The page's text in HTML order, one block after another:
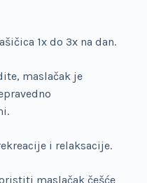
1x do 3x na dan.
maslačak je
i relaksacije.
maslačak češće